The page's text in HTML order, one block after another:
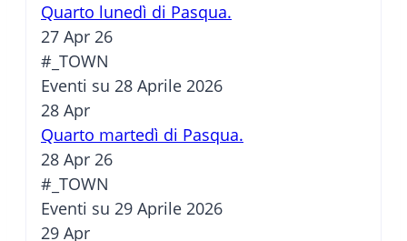
Quarto lunedì di Pasqua.
27 Apr 26
#_TOWN
Eventi su 28 Aprile 2026
28 Apr
Quarto martedì di Pasqua.
28 Apr 26
#_TOWN
Eventi su 29 Aprile 2026
29 Apr